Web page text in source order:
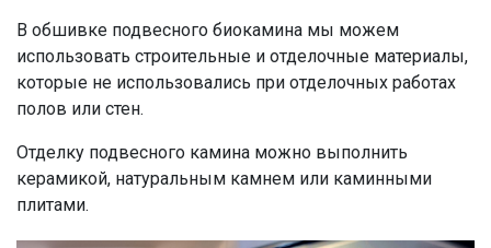
В обшивке подвесного биокамина мы можем
использовать строительные и отделочные материалы,
которые не использовались при отделочных работах
полов или стен.
Отделку подвесного камина можно выполнить
керамикой, натуральным камнем или каминными
плитами.